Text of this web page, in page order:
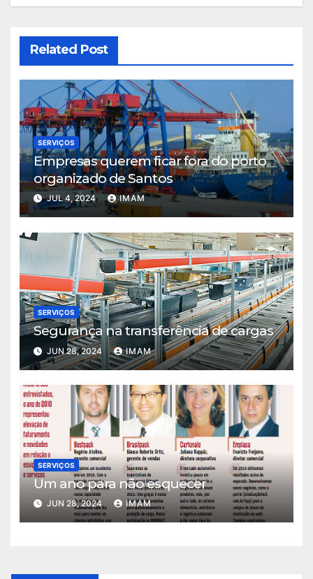
Related Post
SERVIÇOS
Empresas querem ficar fora do porto
organizado de Santos
JUL 4, 2024 IMAM
SERVIÇOS
Segurança na transferência de cargas
JUN 28, 2024 IMAM
SERVIÇOS
Um ano para não esquecer
JUN 28, 2024 IMAM